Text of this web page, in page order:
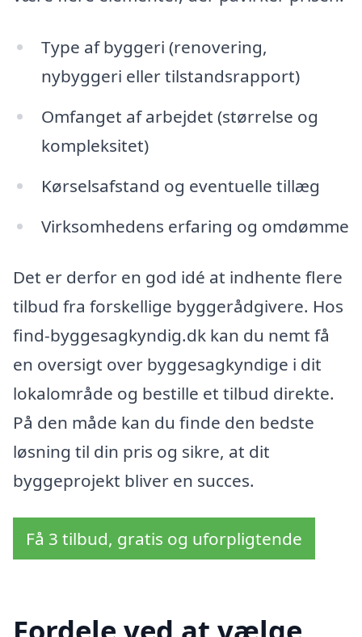
Type af byggeri (renovering,
nybyggeri eller tilstandsrapport)
Omfanget af arbejdet (størrelse og
kompleksitet)
Kørselsafstand og eventuelle tillæg
Virksomhedens erfaring og omdømme
Det er derfor en god idé at indhente flere
tilbud fra forskellige byggerådgivere. Hos
find-byggesagkyndig.dk kan du nemt få
en oversigt over byggesagkyndige i dit
lokalområde og bestille et tilbud direkte.
På den måde kan du finde den bedste
løsning til din pris og sikre, at dit
byggeprojekt bliver en succes.
Få 3 tilbud, gratis og uforpligtende